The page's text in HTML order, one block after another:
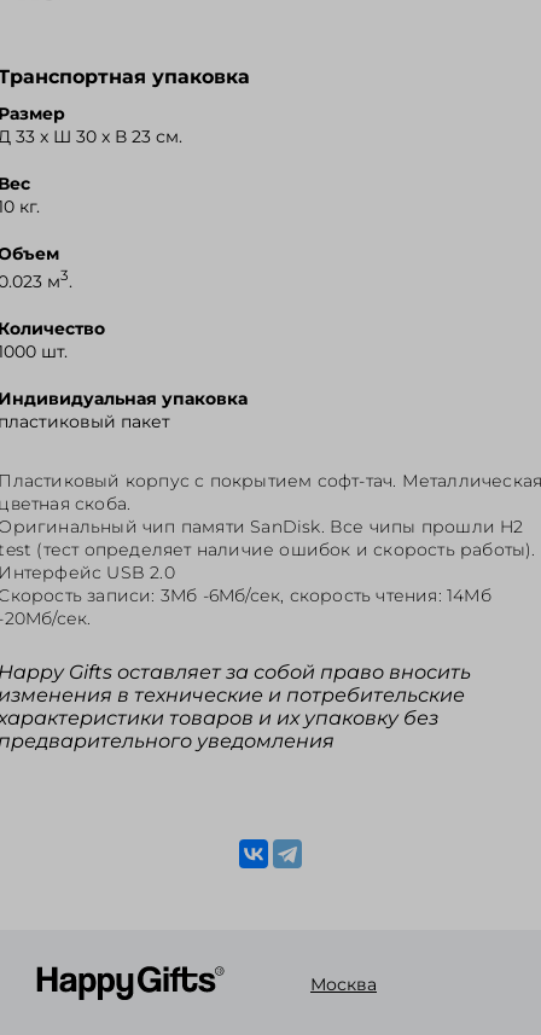
упаковка
33 x Ш 30 x В 23 см.
кг.
м3.
шт.
упаковка
пакет
корпус с покрытием софт-тач.
скоба.
чип памяти SanDisk. Все чипы прошли H2
(тест определяет наличие ошибок и скорость работы).
USB 2.0
записи: 3Mб -6Mб/сек, скорость чтения: 14Mб
20Mб/сек.
Gifts оставляет за собой право вносить
в технические и потребительские
товаров и их упаковку без
уведомления
Москва